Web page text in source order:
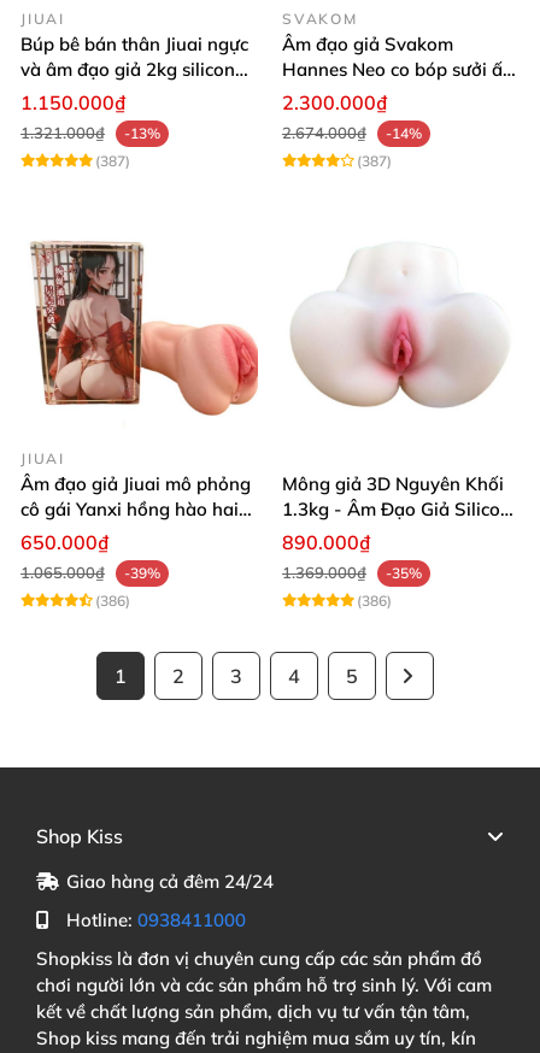
JIUAI
Búp bê bán thân Jiuai ngực
và âm đạo giả 2kg silicon
nguyên khối cao cấp
1.150.000₫
1.321.000₫
-13%
(387)
SVAKOM
Âm đạo giả Svakom
Hannes Neo co bóp sưởi ấm
tiện lợi điều khiển app
2.300.000₫
2.674.000₫
-14%
(387)
JIUAI
Âm đạo giả Jiuai mô phỏng
cô gái Yanxi hồng hào hai
lỗ bướm giả cầm tay 610g
650.000₫
1.065.000₫
-39%
(386)
Mông giả 3D Nguyên Khối
1.3kg - Âm Đạo Giả Silicon
Siêu Mềm 2 Lỗ Nằm Ngửa
890.000₫
1.369.000₫
-35%
(386)
1 2 3 4 5
Shop Kiss
Giao hàng cả đêm 24/24
Hotline: 0938411000
Shopkiss là đơn vị chuyên cung cấp các sản phẩm đồ
chơi người lớn và các sản phẩm hỗ trợ sinh lý. Với cam
kết về chất lượng sản phẩm, dịch vụ tư vấn tận tâm,
Shop kiss mang đến trải nghiệm mua sắm uy tín, kín